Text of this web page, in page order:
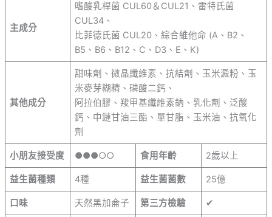
主成分
嗜酸乳桿菌 CUL60＆CUL21、雷特氏菌
CUL34、
比菲德氏菌 CUL20、綜合維他命 (A、B2、
B5、B6、B12、C、D3、E、K)
其他成分
甜味劑、微晶纖維素、抗結劑、玉米澱粉、玉
米麥芽糊精、磷酸二鈣、
阿拉伯膠、羧甲基纖維素鈉、乳化劑、泛酸
鈣、中鏈甘油三酯、單甘脂、玉米油、抗氧化
劑
小朋友接受度 ●●●○○ 食用年齡 2歲以上
益生菌種類 4種 益生菌菌數 25億
口味 天然黑加侖子 第三方檢驗 ✔